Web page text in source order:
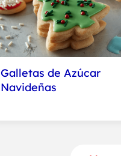
Galletas de Azúcar
Navideñas